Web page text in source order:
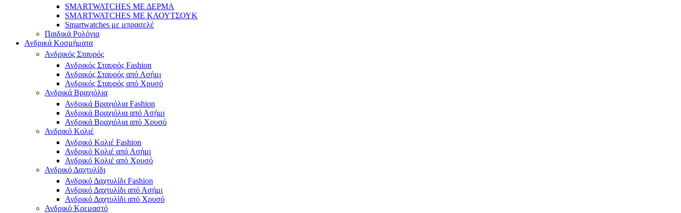
SMARTWATCHES ΜΕ ΔΕΡΜΑ
SMARTWATCHES ΜΕ ΚΑΟΥΤΣΟΥΚ
Smartwatches με μπρασελέ
Παιδικά Ρολόγια
Ανδρικά Κοσμήματα
Ανδρικός Σταυρός
Ανδρικός Σταυρός Fashion
Ανδρικός Σταυρός από Ασήμι
Ανδρικός Σταυρός από Χρυσό
Ανδρικά Βραχιόλια
Ανδρικά Βραχιόλια Fashion
Ανδρικά Βραχιόλια από Ασήμι
Ανδρικά Βραχιόλια από Χρυσό
Ανδρικό Κολιέ
Ανδρικό Κολιέ Fashion
Ανδρικό Κολιέ από Ασήμι
Ανδρικό Κολιέ από Χρυσό
Ανδρικό Δαχτυλίδι
Ανδρικό Δαχτυλίδι Fashion
Ανδρικό Δαχτυλίδι από Ασήμι
Ανδρικό Δαχτυλίδι από Χρυσό
Ανδρικό Κρεμαστό